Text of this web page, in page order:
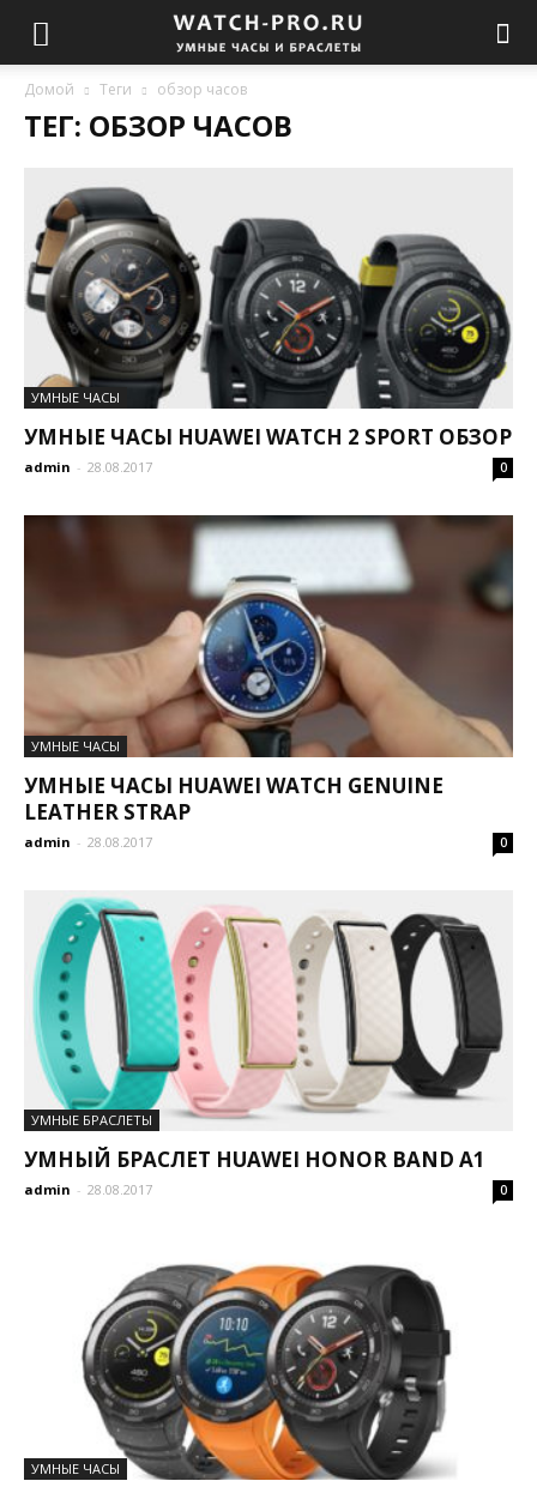
Домой Теги обзор часов
ТЕГ: ОБЗОР ЧАСОВ
УМНЫЕ ЧАСЫ
УМНЫЕ ЧАСЫ HUAWEI WATCH 2 SPORT ОБЗОР
admin - 28.08.2017 0
УМНЫЕ ЧАСЫ
УМНЫЕ ЧАСЫ HUAWEI WATCH GENUINE
LEATHER STRAP
admin - 28.08.2017 0
УМНЫЕ БРАСЛЕТЫ
УМНЫЙ БРАСЛЕТ HUAWEI HONOR BAND A1
admin - 28.08.2017 0
УМНЫЕ ЧАСЫ